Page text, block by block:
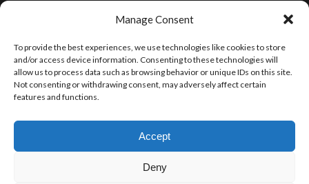
Manage Consent
To provide the best experiences, we use technologies like cookies to store
and/or access device information. Consenting to these technologies will
allow us to process data such as browsing behavior or unique IDs on this site.
Not consenting or withdrawing consent, may adversely affect certain
features and functions.
Accept
Deny
1065, Budapest, Podmaniczky u 16. fszt.
(kaputelefon: 4-es)
E-mail:
frabato99@gmail.com
+36209748922